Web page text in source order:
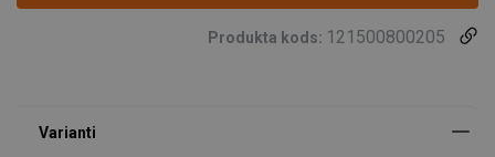
Produkta kods: 121500800205